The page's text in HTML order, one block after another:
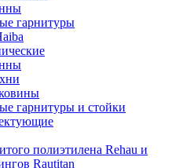
гарнитуры
гарнитуры и стойки
полиэтилена Rehau и
Rautitan